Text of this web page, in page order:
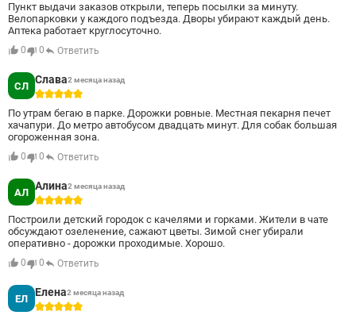
Пункт выдачи заказов открыли, теперь посылки за минуту.
Велопарковки у каждого подъезда. Дворы убирают каждый день.
Аптека работает круглосуточно.
0 0 Ответить
СЛ
Слава2 месяца назад
5
По утрам бегаю в парке. Дорожки ровные. Местная пекарня печет
хачапури. До метро автобусом двадцать минут. Для собак большая
огороженная зона.
0 0 Ответить
АЛ
Алина2 месяца назад
5
Построили детский городок с качелями и горками. Жители в чате
обсуждают озеленение, сажают цветы. Зимой снег убирали
оперативно - дорожки проходимые. Хорошо.
0 0 Ответить
ЕЛ
Елена2 месяца назад
5